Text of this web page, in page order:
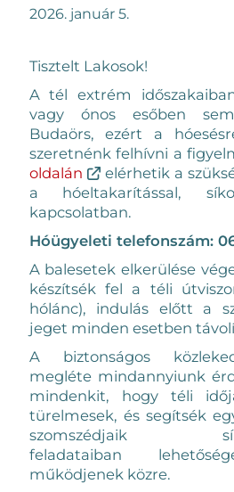
2026. január 5.
Tisztelt Lakosok!
A tél extrém
vagy ónos esőben
Budaörs, ezért a
szeretnénk felhívni a
oldalán
elérhetik a
a hóeltakarítással,
kapcsolatban.
Hóügyeleti telefonszám: 06
A balesetek elkerülése
készítsék fel a téli
hólánc), indulás előtt a
jeget minden esetben
A biztonságos
megléte mindannyiunk
mindenkit, hogy téli
türelmesek, és segítsék
szomszédjaik
feladataiban
működjenek közre.